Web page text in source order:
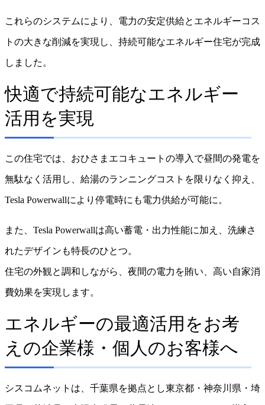
これらのシステムにより、電力の安定供給とエネルギーコス
トの大きな削減を実現し、持続可能なエネルギー住宅が完成
しました。
快適で持続可能なエネルギー
活用を実現
この住宅では、おひさまエコキュートの導入で昼間の発電を
無駄なく活用し、給湯のランニングコストを限りなく抑え、
Tesla Powerwallにより停電時にも電力供給が可能に。
また、Tesla Powerwallは高い蓄電・出力性能に加え、洗練さ
れたデザインも特長のひとつ。
住宅の外観と調和しながら、夜間の電力を賄い、高い自家消
費効果を実現します。
エネルギーの最適活用をお考
えの企業様・個人のお客様へ
シスコムネットは、千葉県を拠点とし東京都・神奈川県・埼